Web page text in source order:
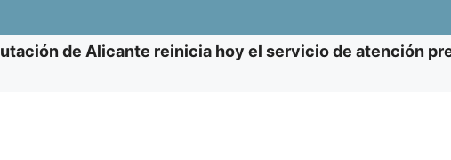
de Alicante reinicia hoy el servicio de atención